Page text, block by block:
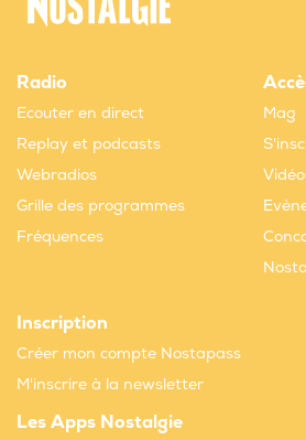
Radio
Ecouter en direct
Replay et podcasts
Webradios
Grille des programmes
Fréquences
Mag
Inscription
Créer mon compte Nostapass
M'inscrire à la newsletter
Les Apps Nostalgie